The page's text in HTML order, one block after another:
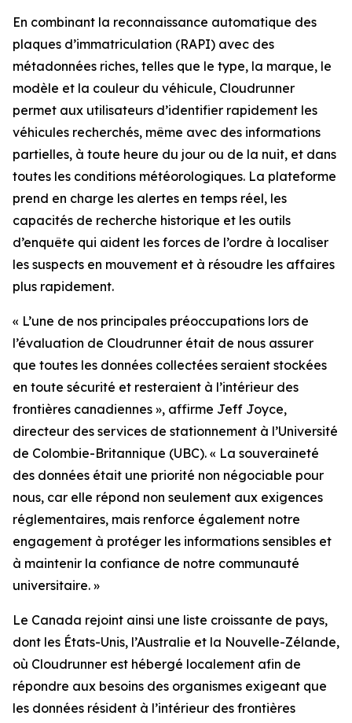
En combinant la reconnaissance automatique des
plaques d’immatriculation (RAPI) avec des
métadonnées riches, telles que le type, la marque, le
modèle et la couleur du véhicule, Cloudrunner
permet aux utilisateurs d’identifier rapidement les
véhicules recherchés, même avec des informations
partielles, à toute heure du jour ou de la nuit, et dans
toutes les conditions météorologiques. La plateforme
prend en charge les alertes en temps réel, les
capacités de recherche historique et les outils
d’enquête qui aident les forces de l’ordre à localiser
les suspects en mouvement et à résoudre les affaires
plus rapidement.
« L’une de nos principales préoccupations lors de
l’évaluation de Cloudrunner était de nous assurer
que toutes les données collectées seraient stockées
en toute sécurité et resteraient à l’intérieur des
frontières canadiennes », affirme Jeff Joyce,
directeur des services de stationnement à l’Université
de Colombie-Britannique (UBC). « La souveraineté
des données était une priorité non négociable pour
nous, car elle répond non seulement aux exigences
réglementaires, mais renforce également notre
engagement à protéger les informations sensibles et
à maintenir la confiance de notre communauté
universitaire. »
Le Canada rejoint ainsi une liste croissante de pays,
dont les États-Unis, l’Australie et la Nouvelle-Zélande,
où Cloudrunner est hébergé localement afin de
répondre aux besoins des organismes exigeant que
les données résident à l’intérieur des frontières